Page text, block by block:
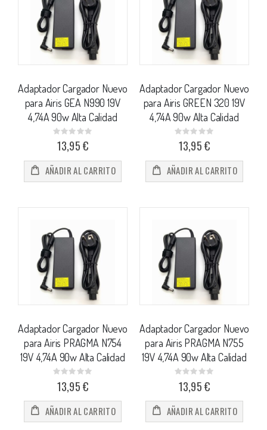
Adaptador Cargador Nuevo
para Airis GEA N990 19V
4,74A 90w Alta Calidad
Rating:
0%13,95 €
AÑADIR AL CARRITO
Adaptador Cargador Nuevo
para Airis GREEN 320 19V
4,74A 90w Alta Calidad
Rating:
0%13,95 €
AÑADIR AL CARRITO
Adaptador Cargador Nuevo
para Airis PRAGMA N754
19V 4,74A 90w Alta Calidad
Rating:
0%13,95 €
AÑADIR AL CARRITO
Adaptador Cargador Nuevo
para Airis PRAGMA N755
19V 4,74A 90w Alta Calidad
Rating:
0%13,95 €
AÑADIR AL CARRITO